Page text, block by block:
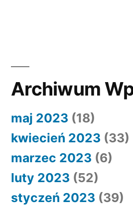
Archiwum
maj 2023 (18)
kwiecień 2023 (33)
marzec 2023 (6)
luty 2023 (52)
styczeń 2023 (39)